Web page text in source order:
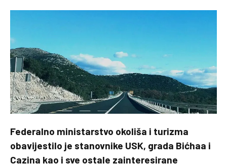
Federalno ministarstvo okoliša i turizma
obavijestilo je stanovnike USK, grada Bićhaa i
Cazina kao i sve ostale zainteresirane